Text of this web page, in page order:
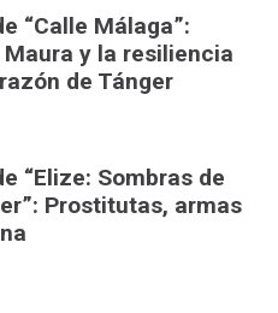
“Calle Málaga”:
Maura y la resiliencia
de Tánger
“Elize: Sombras de
Prostitutas, armas